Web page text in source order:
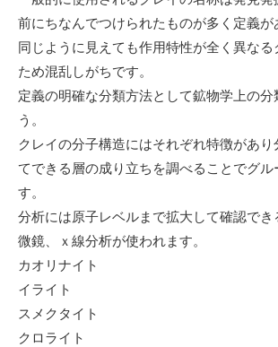
前にちなんでつけられたものが多く定義が
同じように見えても作用特性が全く異なる
ため混乱しがちです。
定義の明確な分類方法として鉱物学上の分
う。
クレイの分子構造にはそれぞれ特徴があり
てできる層の成り立ちを調べることでグル
す。
分析には原子レベルまで拡大して確認で
微鏡、ｘ線分析が使われます。
カオリナイト
イライト
スメクタイト
クロライト